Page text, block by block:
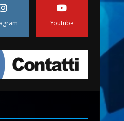
2026 14:16
Città di Fasano apre
2026 11:00
Santis
Youtube